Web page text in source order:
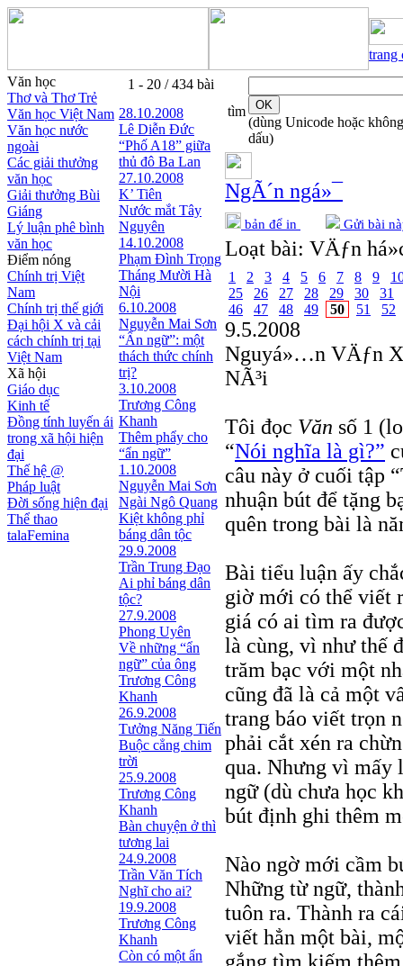
trang
Văn học
Thơ và Thơ Trẻ
Văn học Việt Nam
Văn học nước
ngoài
Các giải thưởng
văn học
Giải thưởng Bùi
Giáng
Lý luận phê bình
văn học
Điểm nóng
Chính trị Việt
Nam
Chính trị thế giới
Đại hội X và cải
cách chính trị tại
Việt Nam
Xã hội
Giáo dục
Kinh tế
Đồng tính luyến ái
trong xã hội hiện
đại
Thế hệ @
Pháp luật
Đời sống hiện đại
Thể thao
talaFemina
1 - 20 / 434 bài
28.10.2008
Lê Diễn Đức
“Phố A18” giữa
thủ đô Ba Lan
27.10.2008
K’ Tiên
Nước mắt Tây
Nguyên
14.10.2008
Phạm Đình Trọng
Tháng Mười Hà
Nội
6.10.2008
Nguyễn Mai Sơn
“Ẩn ngữ”: một
thách thức chính
trị?
3.10.2008
Trương Công
Khanh
Thêm phẩy cho
“ẩn ngữ”
1.10.2008
Nguyễn Mai Sơn
Ngài Ngô Quang
Kiệt không phỉ
báng dân tộc
29.9.2008
Trần Trung Đạo
Ai phỉ báng dân
tộc?
27.9.2008
Phong Uyên
Về những “ẩn
ngữ” của ông
Trương Công
Khanh
26.9.2008
Tưởng Năng Tiến
Buộc cẳng chim
trời
25.9.2008
Trương Công
Khanh
Bàn chuyện ở thì
tương lai
24.9.2008
Trần Văn Tích
Nghĩ cho ai?
19.9.2008
Trương Công
Khanh
Còn có một ẩn
tìm
(dùng Unicode hoặc không
dấu)
NgÃ´n ngá»¯
bản để in Gửi bài
Loạt bài: VÄƒn
1 2 3 4 5 6 7 8 9
25
26 27 28 29 30
31
46
47 48 49 50 51 52
9.5.2008
Nguyá»…n VÄƒn
NÃ³i
Tôi đọc Văn số 1
“Nói nghĩa là gì?”
câu này ở cuối tập
nhuận bút để tặng
quên trong bài là
Bài tiểu luận ấy
giờ mới có thể viết
giá có ai tìm ra
là cùng, vì như thế
trăm bạc với một
cũng đã là cả một
trang báo viết trọn
phải cắt xén ra
qua. Nhưng vì mấy
ngữ (dù chưa học
bút định ghi thêm
Nào ngờ mới cầm
Những từ ngữ,
tuôn ra. Thành ra
viết hẳn một bài,